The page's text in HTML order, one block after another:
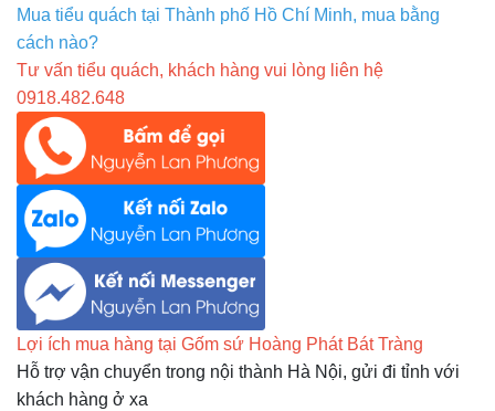
Mua tiểu quách tại Thành phố Hồ Chí Minh, mua bằng
cách nào?
Tư vấn tiểu quách, khách hàng vui lòng liên hệ
0918.482.648
Lợi ích mua hàng tại Gốm sứ Hoàng Phát Bát Tràng
Hỗ trợ vận chuyển trong nội thành Hà Nội, gửi đi tỉnh với
khách hàng ở xa